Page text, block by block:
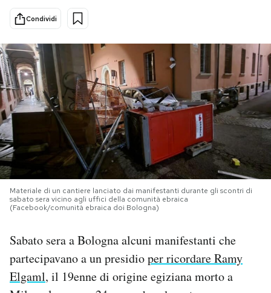
NEWSLETTER
I MIEI PREFERITI
SHOP
CALENDARIO
Area Personale
Newsletter
Notifiche mobile
Condividi
Materiale di un cantiere lanciato dai manifestanti durante gli scontri di
sabato sera vicino agli uffici della comunità ebraica
(Facebook/comunità ebraica doi Bologna)
Sabato sera a Bologna alcuni manifestanti che
partecipavano a un presidioper ricordare Ramy
Elgaml, il 19enne di origine egiziana morto a